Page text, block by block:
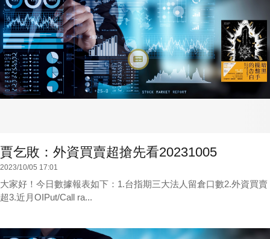
賈乞敗：外資買賣超搶先看20231005
2023/10/05 17:01
大家好！今日數據報表如下：1.台指期三大法人留倉口數2.外資買賣
超3.近月OIPut/Call ra...